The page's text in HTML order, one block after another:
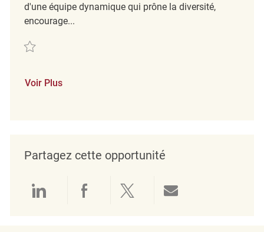
d'une équipe dynamique qui prône la diversité,
encourage...
Sauvegarder Verkäufer (m/w/d) REQ135468
Voir Plus
Partagez cette opportunité
Partager via LinkedIn
Partager via Facebook
Partager via twitter